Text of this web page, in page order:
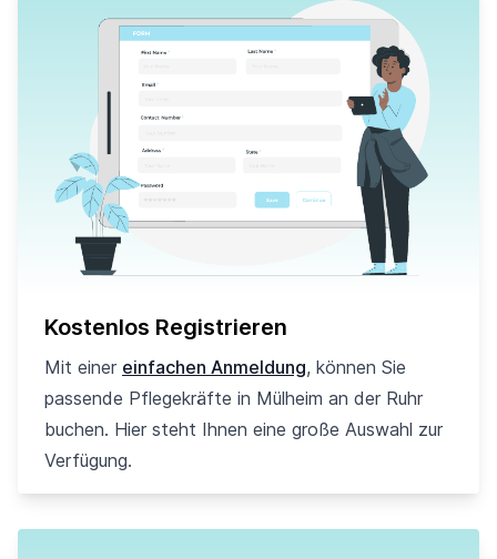
Kostenlos Registrieren
Mit einer einfachen Anmeldung, können Sie
passende Pflegekräfte in Mülheim an der Ruhr
buchen. Hier steht Ihnen eine große Auswahl zur
Verfügung.